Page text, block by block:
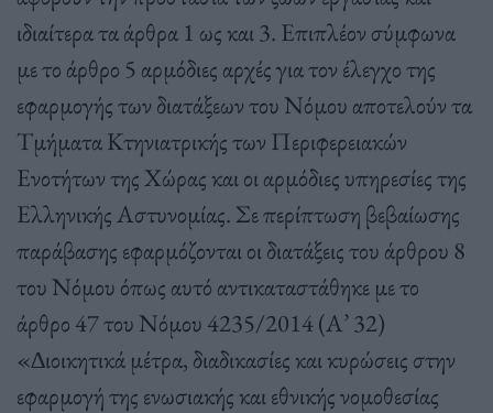
ιδιαίτερα τα άρθρα 1 ως και 3. Επιπλέον σύµφωνα
µε το άρθρο 5 αρµόδιες αρχές για τον έλεγχο της
εφαρµογής των διατάξεων του Νόµου αποτελούν τα
Τµήµατα Κτηνιατρικής των Περιφερειακών
Ενοτήτων της Χώρας και οι αρµόδιες υπηρεσίες της
Ελληνικής Αστυνοµίας. Σε περίπτωση βεβαίωσης
παράβασης εφαρµόζονται οι διατάξεις του άρθρου 8
του Νόµου όπως αυτό αντικαταστάθηκε µε το
άρθρο 47 του Νόµου 4235/2014 (Α’ 32)
«∆ιοικητικά µέτρα, διαδικασίες και κυρώσεις στην
εφαρµογή της ενωσιακής και εθνικής νοµοθεσίας